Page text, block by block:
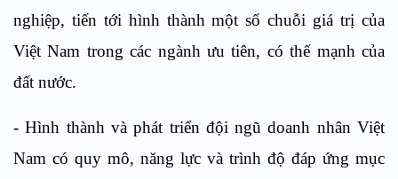
nghiệp, tiến tới hình thành một số chuỗi giá trị của
Việt Nam trong các ngành ưu tiên, có thế mạnh của
đất nước.
- Hình thành và phát triển đội ngũ doanh nhân Việt
Nam có quy mô, năng lực và trình độ đáp ứng mục